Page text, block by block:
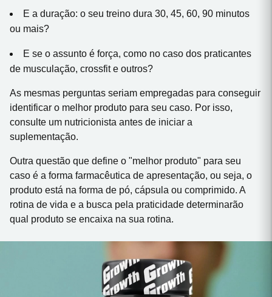
E a duração: o seu treino dura 30, 45, 60, 90 minutos
ou mais?
E se o assunto é força, como no caso dos praticantes
de musculação, crossfit e outros?
As mesmas perguntas seriam empregadas para conseguir
identificar o melhor produto para seu caso. Por isso,
consulte um nutricionista antes de iniciar a
suplementação.
Outra questão que define o "melhor produto" para seu
caso é a forma farmacêutica de apresentação, ou seja, o
produto está na forma de pó, cápsula ou comprimido. A
rotina de vida e a busca pela praticidade determinarão
qual produto se encaixa na sua rotina.